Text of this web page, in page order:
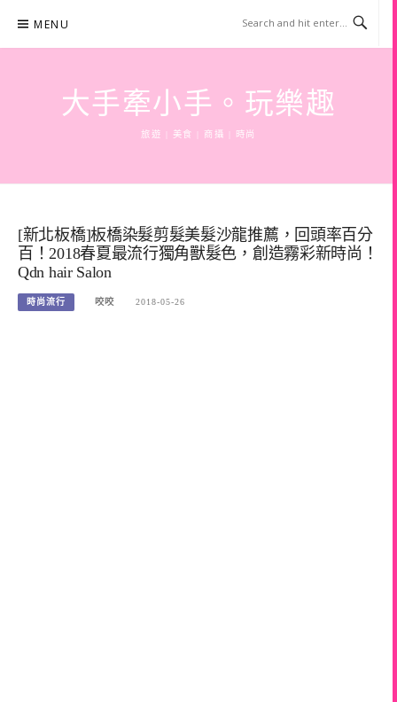
content
MENU
大手牽小手。玩樂趣
旅遊 | 美食 | 商攝 | 時尚
[新北板橋]板橋染髮剪髮美髮沙龍推薦，回頭率百分
百！2018春夏最流行獨角獸髮色，創造霧彩新時尚！
Qdn hair Salon
時尚流行 咬咬 2018-05-26